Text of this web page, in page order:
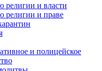
религии и власти
религии и праве
и полицейское